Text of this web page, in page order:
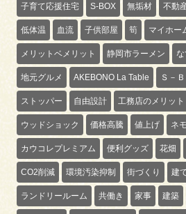
子育て応援住宅 S-BOX 無垢材 不動
低体温 血流 子供部屋 筍 マイホー
メリットベメリット 静岡市ラーメン
地元グルメ AKEBONO La Table Ｓ－
ストッパー 自由設計 工務店のメリット
ウッドショック 価格高騰 値上げ ネ
カウコレプレミアム 便利グッズ 花畑
CO2削減 環境汚染抑制 街づくり 建
ランドリールーム 共働き 家事 建築